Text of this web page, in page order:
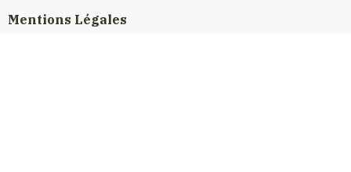
Mentions Légales